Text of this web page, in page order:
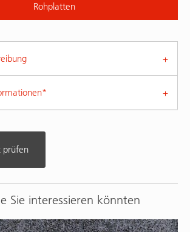
Rohplatten
prüfen
Sie interessieren könnten